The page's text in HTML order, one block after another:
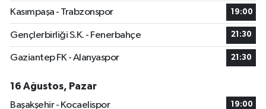
Kasımpaşa - Trabzonspor 19:00
Gençlerbirliği S.K. - Fenerbahçe 21:30
Gaziantep FK - Alanyaspor 21:30
16 Ağustos, Pazar
Başakşehir - Kocaelispor
19:00